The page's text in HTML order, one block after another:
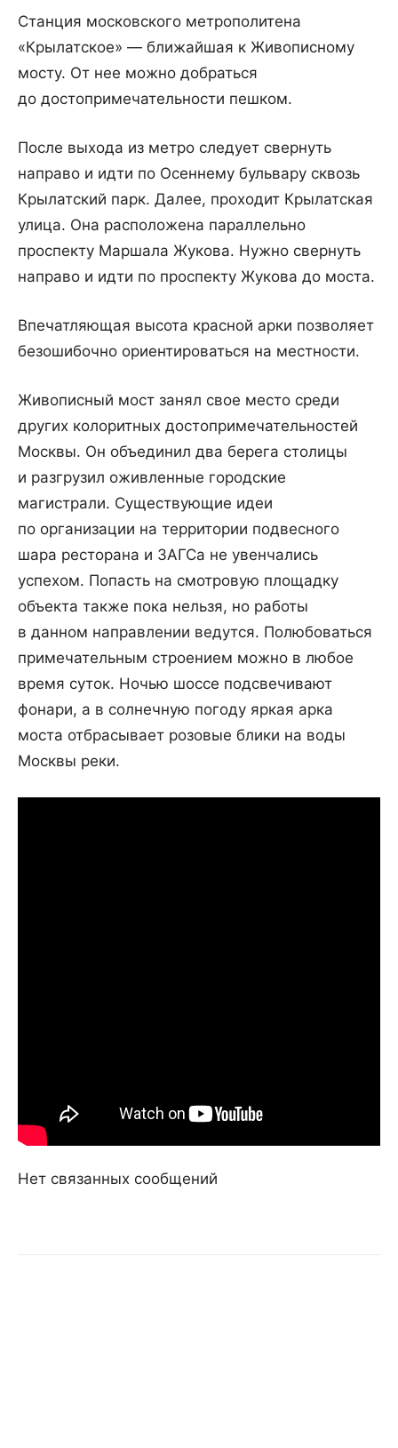
Станция московского метрополитена
«Крылатское» — ближайшая к Живописному
мосту. От нее можно добраться
до достопримечательности пешком.
После выхода из метро следует свернуть
направо и идти по Осеннему бульвару сквозь
Крылатский парк. Далее, проходит Крылатская
улица. Она расположена параллельно
проспекту Маршала Жукова. Нужно свернуть
направо и идти по проспекту Жукова до моста.
Впечатляющая высота красной арки позволяет
безошибочно ориентироваться на местности.
Живописный мост занял свое место среди
других колоритных достопримечательностей
Москвы. Он объединил два берега столицы
и разгрузил оживленные городские
магистрали. Существующие идеи
по организации на территории подвесного
шара ресторана и ЗАГСа не увенчались
успехом. Попасть на смотровую площадку
объекта также пока нельзя, но работы
в данном направлении ведутся. Полюбоваться
примечательным строением можно в любое
время суток. Ночью шоссе подсвечивают
фонари, а в солнечную погоду яркая арка
моста отбрасывает розовые блики на воды
Москвы реки.
Нет связанных сообщений